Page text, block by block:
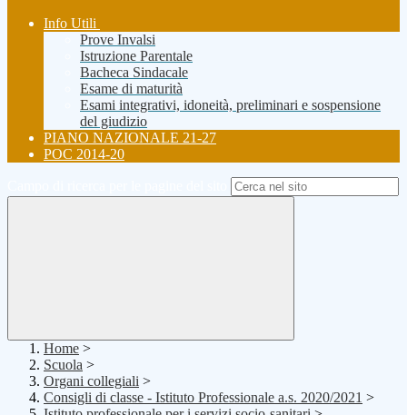
Info Utili
Prove Invalsi
Istruzione Parentale
Bacheca Sindacale
Esame di maturità
Esami integrativi, idoneità, preliminari e sospensione
del giudizio
PIANO NAZIONALE 21-27
POC 2014-20
Home >
Scuola >
Organi collegiali >
Consigli di classe - Istituto Professionale a.s. 2020/2021 >